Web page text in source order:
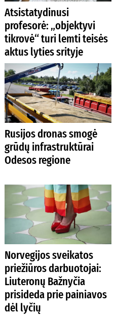
Atsistatydinusi
profesorė: „objektyvi
tikrovė“ turi lemti teisės
aktus lyties srityje
Rusijos dronas smogė
grūdų infrastruktūrai
Odesos regione
Norvegijos sveikatos
priežiūros darbuotojai:
Liuteronų Bažnyčia
prisideda prie painiavos
dėl lyčių